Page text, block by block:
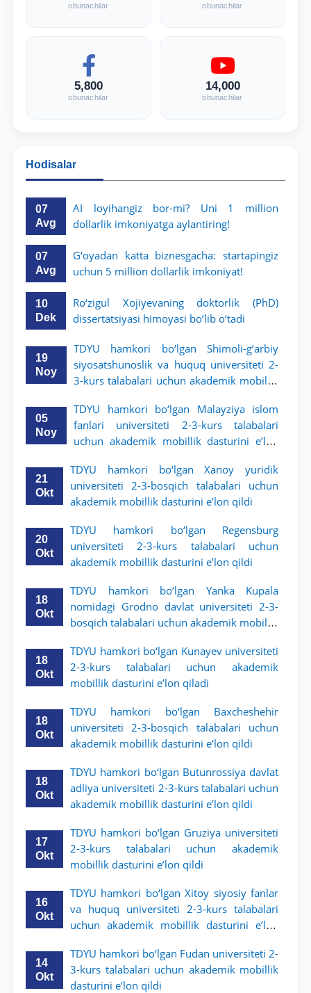
obunachilar obunachilar
5,800
obunachilar
14,000
obunachilar
Hodisalar
07
Avg
AI loyihangiz bor-mi? Uni 1 million
dollarlik imkoniyatga aylantiring!
07
Avg
G‘oyadan katta biznesgacha: startapingiz
uchun 5 million dollarlik imkoniyat!
10
Dek
Ro‘zigul Xojiyevaning doktorlik (PhD)
dissertatsiyasi himoyasi bo‘lib o‘tadi
19
Noy
TDYU hamkori bo‘lgan Shimoli-g‘arbiy
siyosatshunoslik va huquq universiteti 2-
3-kurs talabalari uchun akademik mobillik
05
Noy
TDYU hamkori bo‘lgan Malayziya islom
fanlari universiteti 2-3-kurs talabalari
uchun akademik mobillik dasturini e’lon
21
Okt
TDYU hamkori bo‘lgan Xanoy yuridik
universiteti 2-3-bosqich talabalari uchun
akademik mobillik dasturini e’lon qildi
20
Okt
TDYU hamkori bo‘lgan Regensburg
universiteti 2-3-kurs talabalari uchun
akademik mobillik dasturini e’lon qildi
18
Okt
TDYU hamkori bo‘lgan Yanka Kupala
nomidagi Grodno davlat universiteti 2-3-
bosqich talabalari uchun akademik mobillik
18
Okt
TDYU hamkori bo‘lgan Kunayev universiteti
2-3-kurs talabalari uchun akademik
mobillik dasturini e’lon qiladi
18
Okt
TDYU hamkori bo‘lgan Baxcheshehir
universiteti 2-3-bosqich talabalari uchun
akademik mobillik dasturini e’lon qildi
18
Okt
TDYU hamkori bo‘lgan Butunrossiya davlat
adliya universiteti 2-3-kurs talabalari uchun
akademik mobillik dasturini e’lon qildi
17
Okt
TDYU hamkori bo‘lgan Gruziya universiteti
2-3-kurs talabalari uchun akademik
mobillik dasturini e’lon qildi
16
Okt
TDYU hamkori bo‘lgan Xitoy siyosiy fanlar
va huquq universiteti 2-3-kurs talabalari
uchun akademik mobillik dasturini e’lon
14
Okt
TDYU hamkori bo‘lgan Fudan universiteti 2-
3-kurs talabalari uchun akademik mobillik
dasturini e’lon qildi